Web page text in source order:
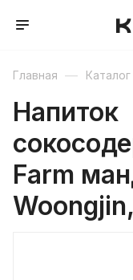
Главная — Каталог
Напиток
Farm